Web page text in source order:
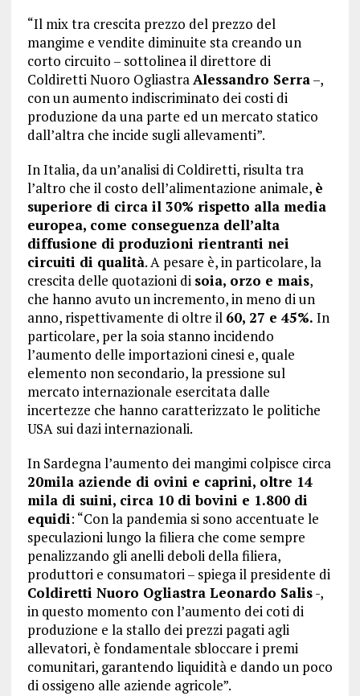
“Il mix tra crescita prezzo del prezzo del
mangime e vendite diminuite sta creando un
corto circuito – sottolinea il direttore di
Coldiretti Nuoro OgliastraAlessandro Serra–,
con un aumento indiscriminato dei costi di
produzione da una parte ed un mercato statico
dall’altra che incide sugli allevamenti”.
In Italia, da un’analisi di Coldiretti, risulta tra
l’altro che il costo dell’alimentazione animale, è
superiore di circa il 30% rispetto alla media
europea, come conseguenza dell’alta
diffusione di produzioni rientranti nei
circuiti di qualità. A pesare è, in particolare, la
crescita delle quotazioni di soia, orzo e mais,
che hanno avuto un incremento, in meno di un
anno, rispettivamente di oltre il 60, 27 e 45%. In
particolare, per la soia stanno incidendo
l’aumento delle importazioni cinesi e, quale
elemento non secondario, la pressione sul
mercato internazionale esercitata dalle
incertezze che hanno caratterizzato le politiche
USA sui dazi internazionali.
In Sardegna l’aumento dei mangimi colpisce circa
20mila aziende di ovini e caprini, oltre 14
mila di suini, circa 10 di bovini e 1.800 di
equidi: “Con la pandemia si sono accentuate le
speculazioni lungo la filiera che come sempre
penalizzando gli anelli deboli della filiera,
produttori e consumatori – spiega il presidente di
Coldiretti Nuoro Ogliastra Leonardo Salis-,
in questo momento con l’aumento dei coti di
produzione e la stallo dei prezzi pagati agli
allevatori, è fondamentale sbloccare i premi
comunitari, garantendo liquidità e dando un poco
di ossigeno alle aziende agricole”.